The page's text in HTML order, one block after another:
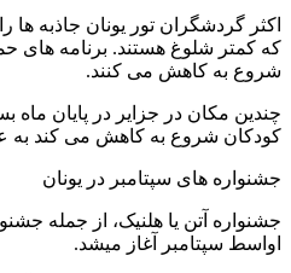
اکثر گردشگران تور یونان جاذبه ها
شروع به کاهش می کنند.
چندین مکان در جزایر در پایان ماه
کودکان شروع به کاهش می کند به
جشنواره های سپتامبر در یونان
جشنواره آتن یا هلنیک، از جمله
اواسط سپتامبر آغاز میشد.